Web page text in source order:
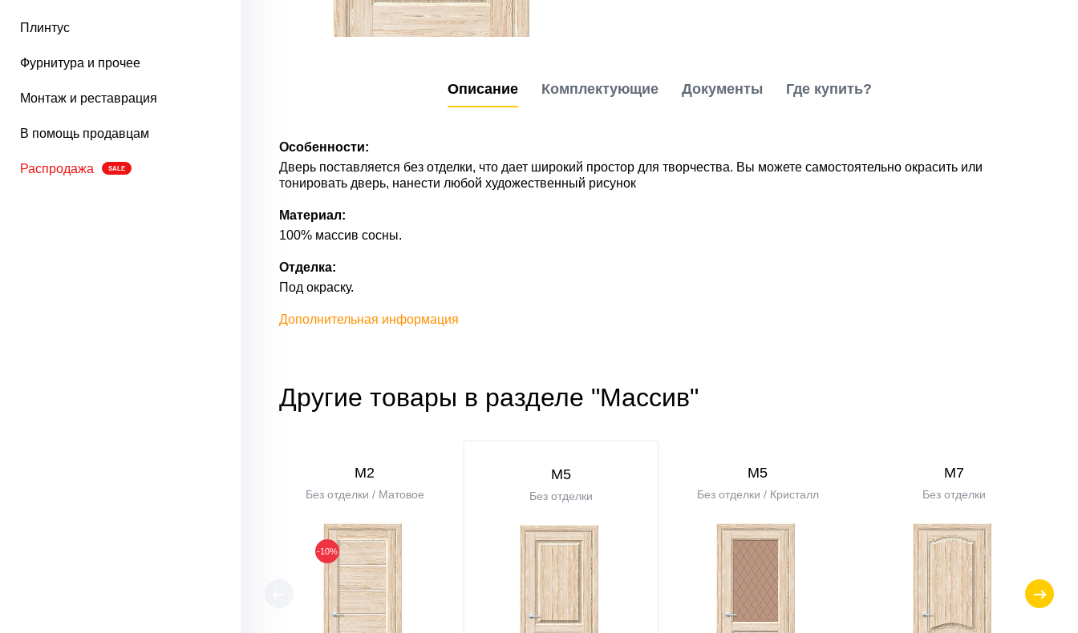
Плинтус
Фурнитура и прочее
Монтаж и реставрация
В помощь продавцам
Распродажа SALE
Описание Комплектующие Документы Где купить?
Особенности:
Дверь поставляется без отделки, что дает широкий простор для творчества. Вы можете самостоятельно окрасить или
тонировать дверь, нанести любой художественный рисунок
Материал:
100% массив сосны.
Отделка:
Под окраску.
Дополнительная информация
Другие товары в разделе "Массив"
М2
Без отделки / Матовое
-10%
М5
Без отделки
М5
Без отделки / Кристалл
М7
Без отделки